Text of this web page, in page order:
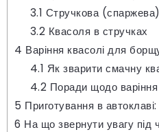
3.1 Стручкова
3.2 Квасоля в стручках
4 Варіння квасолі для
4.1 Як зварити смачну
4.2 Поради щодо варіння
5 Приготування в
6 На що звернути увагу під